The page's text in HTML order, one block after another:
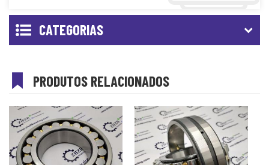
CATEGORIAS
PRODUTOS RELACIONADOS